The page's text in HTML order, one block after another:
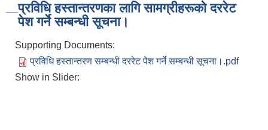
प्रविधि हस्तान्तरणका लागि सामग्रीहरूको दररेट
पेश गर्ने सम्बन्धी सूचना।
Supporting Documents:
प्रविधि हस्तान्तरण सम्बन्धी दररेट पेश गर्ने सम्बन्धी सूचना।.pdf
Show in Slider: